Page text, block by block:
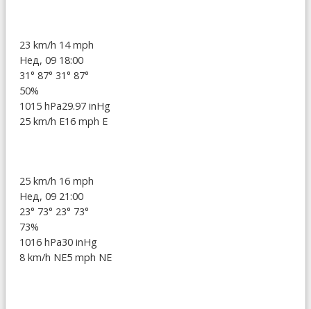
23 km/h 14 mph
Нед, 09 18:00
31° 87° 31° 87°
50%
1015 hPa29.97 inHg
25 km/h E16 mph E
25 km/h 16 mph
Нед, 09 21:00
23° 73° 23° 73°
73%
1016 hPa30 inHg
8 km/h NE5 mph NE